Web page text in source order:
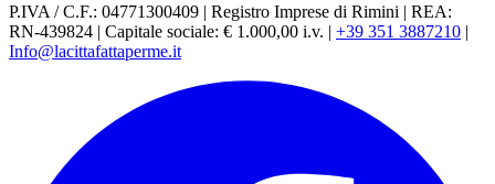
P.IVA / C.F.: 04771300409 | Registro Imprese di Rimini | REA:
RN-439824 | Capitale sociale: € 1.000,00 i.v. | +39 351 3887210 |
Info@lacittafattaperme.it